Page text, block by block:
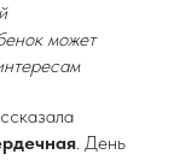
может
. День